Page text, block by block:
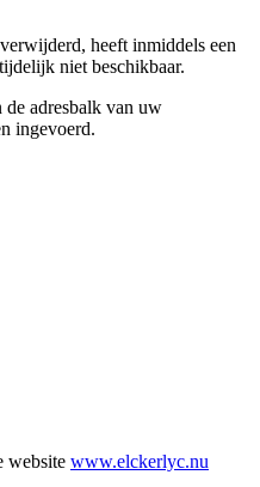
heeft inmiddels een
niet beschikbaar.
de adresbalk van uw
ingevoerd.
website www.elckerlyc.nu